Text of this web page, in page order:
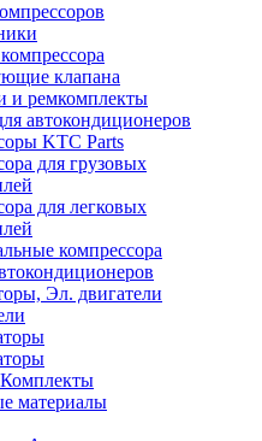
клапана
и ремкомплекты
автокондиционеров
KTC Parts
для грузовых
для легковых
компрессора
Эл. двигатели
материалы